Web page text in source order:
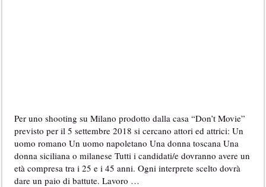
Per uno shooting su Milano prodotto dalla casa “Don’t Movie”
previsto per il 5 settembre 2018 si cercano attori ed attrici: Un
uomo romano Un uomo napoletano Una donna toscana Una
donna siciliana o milanese Tutti i candidati/e dovranno avere un
età compresa tra i 25 e i 45 anni. Ogni interprete scelto dovrà
dare un paio di battute. Lavoro …